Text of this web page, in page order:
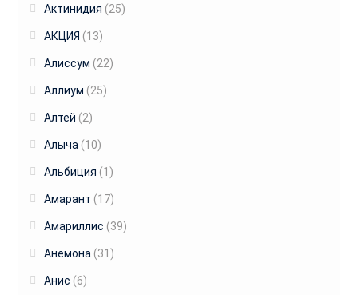
Актинидия (25)
АКЦИЯ (13)
Алиссум (22)
Аллиум (25)
Алтей (2)
Алыча (10)
Альбиция (1)
Амарант (17)
Амариллис (39)
Анемона (31)
Анис (6)